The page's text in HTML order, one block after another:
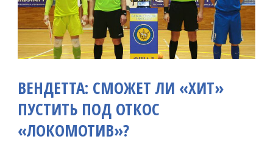
ВЕНДЕТТА: СМОЖЕТ ЛИ «ХИТ»
ПУСТИТЬ ПОД ОТКОС
«ЛОКОМОТИВ»?